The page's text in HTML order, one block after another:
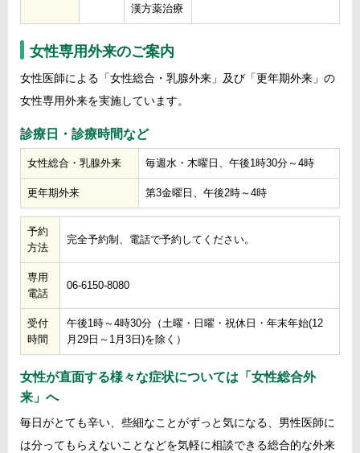
漢方薬治療
女性専用外来のご案内
女性医師による「女性総合・乳腺外来」及び「更年期外来」の
女性専用外来を実施しています。
診療日・診療時間など
女性総合・乳腺外来 毎週水・木曜日、午後1時30分～4時
更年期外来 第3金曜日、午後2時～4時
予約
方法
完全予約制、電話で予約してください。
専用
電話
06-6150-8080
受付
時間
午後1時～4時30分（土曜・日曜・祝休日・年末年始(12
月29日～1月3日)を除く）
女性が直面する様々な症状については「女性総合外
来」へ
毎日がとても辛い、些細なことがずっと気になる、男性医師に
は分ってもらえないことなどを気軽に相談できる総合的な外来